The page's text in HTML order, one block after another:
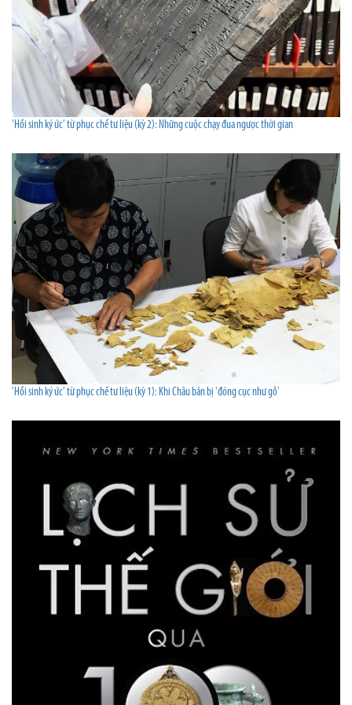
'Hồi sinh ký ức' từ phục chế tư liệu (kỳ 2): Những cuộc chạy đua ngược thời gian
'Hồi sinh ký ức' từ phục chế tư liệu (kỳ 1): Khi Châu bản bị 'đóng cục như gỗ'